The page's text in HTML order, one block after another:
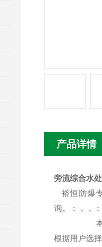
产品详情
旁流综合水
裕恒防爆
询。：，，
本站所有
根据用户选